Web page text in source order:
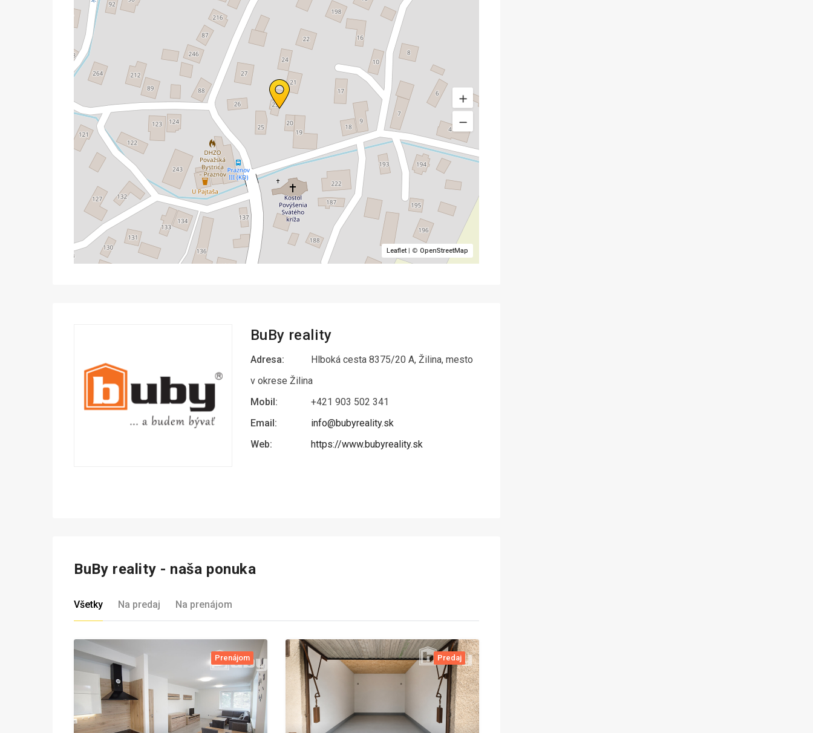
Leaflet| © OpenStreetMap
BuBy reality
Adresa:
Hlboká cesta 8375/20 A, Žilina, mesto
v okrese Žilina
Mobil:
+421 903 502 341
Email:
info@bubyreality.sk
Web:
https://www.bubyreality.sk
BuBy reality - naša ponuka
Všetky Na predaj Na prenájom
Prenájom Predaj